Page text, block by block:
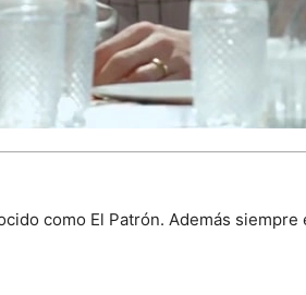
como El Patrón. Además